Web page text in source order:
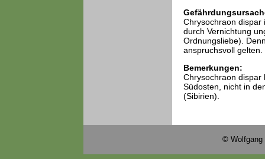
Chrysochraon dispar
durch Vernichtung
Ordnungsliebe).
anspruchsvoll gelten.
Bemerkungen:
Chrysochraon dispar
Südosten, nicht in
(Sibirien).
© Wolfgang